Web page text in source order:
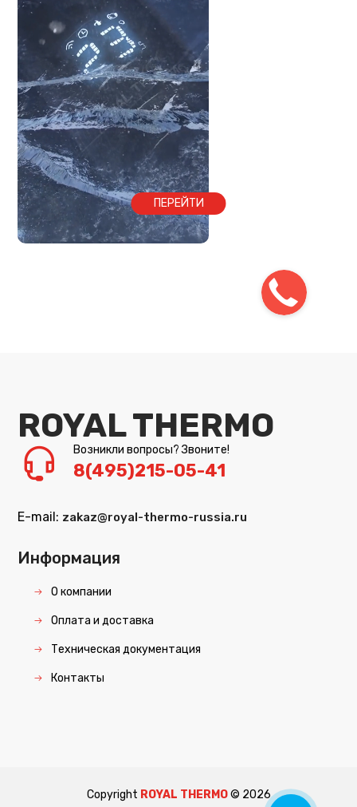
ПЕРЕЙТИ
ROYAL THERMO
Возникли вопросы? Звоните!
8(495)215-05-41
E-mail: zakaz@royal-thermo-russia.ru
Информация
О компании
Оплата и доставка
Техническая документация
Контакты
Copyright ROYAL THERMO© 2026